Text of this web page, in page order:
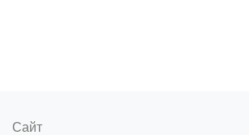
Сайт